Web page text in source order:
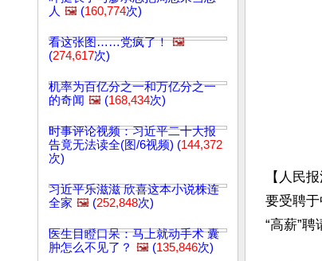
人 🖼️ (160,774次)
看这张图……党疯了！ 🖼️
(274,617次)
机率为百亿分之一和万亿分之一
的奇闻 🖼️ (168,434次)
时事评论视频：习近平二十大报
告竟无法读全(图/6视频) (144,372
次)
习近平乐滋滋 欣喜这本小说株连
全家 🖼️ (252,848次)
医生目瞪口呆：马上就动手术 囊
肿怎么不见了？ 🖼️ (135,846次)
【人民
要受聘
“高薪”